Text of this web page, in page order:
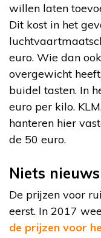
willen laten
Dit kost in het
euro. Wie dan
overgewicht
buidel tasten. In
euro per kilo.
hanteren hier
de 50 euro.
Niets nieuws
De prijzen voor
eerst. In 2017
de prijzen voor